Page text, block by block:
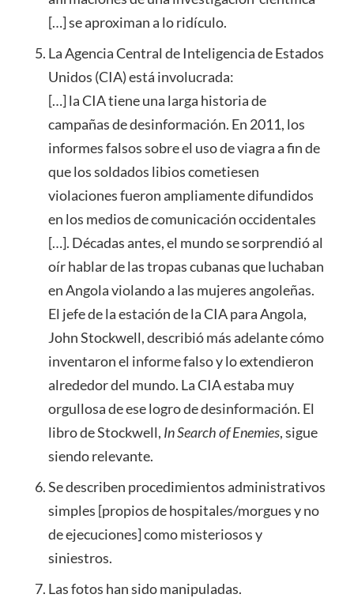
[…] se aproximan a lo ridículo.
La Agencia Central de Inteligencia de Estados
Unidos (CIA) está involucrada:
[…] la CIA tiene una larga historia de
campañas de desinformación. En 2011, los
informes falsos sobre el uso de viagra a fin de
que los soldados libios cometiesen
violaciones fueron ampliamente difundidos
en los medios de comunicación occidentales
[…]. Décadas antes, el mundo se sorprendió al
oír hablar de las tropas cubanas que luchaban
en Angola violando a las mujeres angoleñas.
El jefe de la estación de la CIA para Angola,
John Stockwell, describió más adelante cómo
inventaron el informe falso y lo extendieron
alrededor del mundo. La CIA estaba muy
orgullosa de ese logro de desinformación. El
libro de Stockwell, In Search of Enemies, sigue
siendo relevante.
Se describen procedimientos administrativos
simples [propios de hospitales/morgues y no
de ejecuciones] como misteriosos y
siniestros.
Las fotos han sido manipuladas.